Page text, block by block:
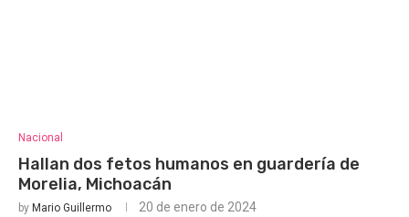
Nacional
Hallan dos fetos humanos en guardería de
Morelia, Michoacán
by Mario Guillermo 20 de enero de 2024